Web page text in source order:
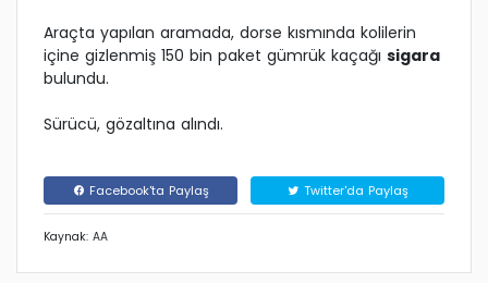
Araçta yapılan aramada, dorse kısmında kolilerin
içine gizlenmiş 150 bin paket gümrük kaçağı sigara
bulundu.
Sürücü, gözaltına alındı.
Facebook'ta Paylaş Twitter'da Paylaş
Kaynak: AA